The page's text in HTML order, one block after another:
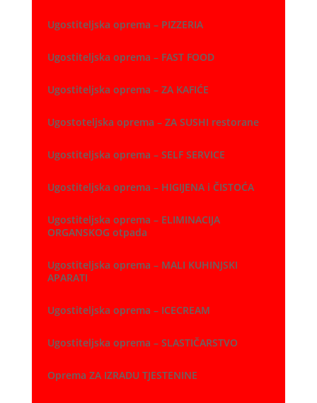
Ugostiteljska oprema – PIZZERIA
Ugostiteljska oprema – FAST FOOD
Ugostiteljska oprema – ZA KAFIĆE
Ugostoteljska oprema – ZA SUSHI restorane
Ugostiteljska oprema – SELF SERVICE
Ugostiteljska oprema – HIGIJENA i ČISTOĆA
Ugostiteljska oprema – ELIMINACIJA
ORGANSKOG otpada
Ugostiteljska oprema – MALI KUHINJSKI
APARATI
Ugostiteljska oprema – ICECREAM
Ugostiteljska oprema – SLASTIČARSTVO
Oprema ZA IZRADU TJESTENINE